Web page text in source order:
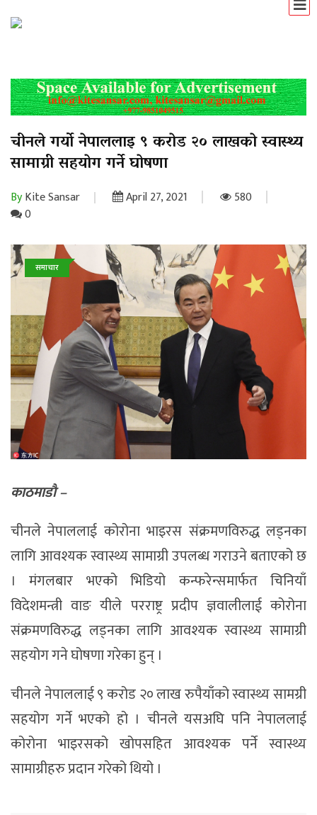
चीनले गर्याे नेपाललाइ ९ कराेड २० लाखकाे स्वास्थ्य
सामाग्री सहयाेग गर्ने घाेषणा
ByKite Sansar April 27, 2021
580
0
समाचार
काठमाडाै –
चीनले नेपाललाई कोरोना भाइरस संक्रमणविरुद्ध लड्नका
लागि आवश्यक स्वास्थ्य सामाग्री उपलब्ध गराउने बताएको छ
। मंगलबार भएको भिडियो कन्फरेन्समार्फत चिनियाँ
विदेशमन्त्री वाङ यीले परराष्ट्र प्रदीप ज्ञवालीलाई कोरोना
संक्रमणविरुद्ध लड्नका लागि आवश्यक स्वास्थ्य सामाग्री
सहयोग गने घोषणा गरेका हुन् ।
चीनले नेपाललाई ९ करोड २० लाख रुपैयाँको स्वास्थ्य सामग्री
सहयोग गर्ने भएको हो । चीनले यसअघि पनि नेपाललाई
कोरोना भाइरसको खोपसहित आवश्यक पर्ने स्वास्थ्य
सामाग्रीहरु प्रदान गरेको थियो ।